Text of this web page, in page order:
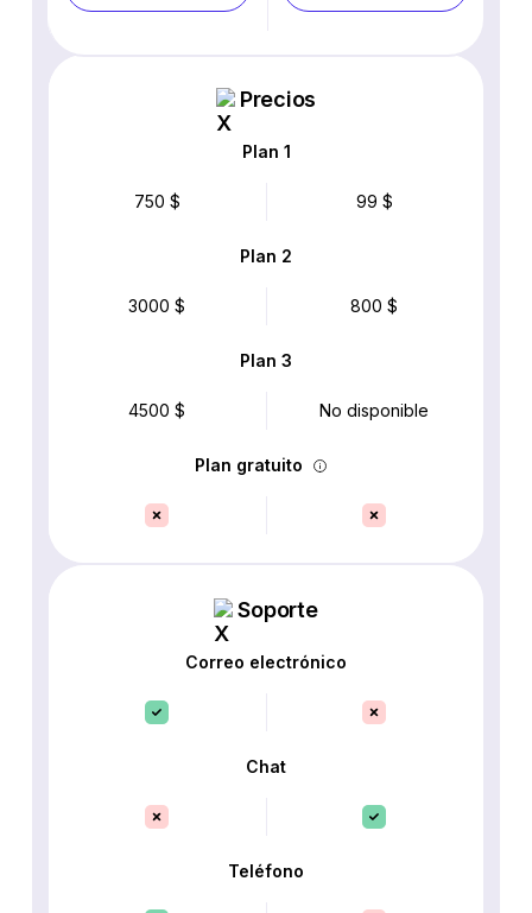
Precios
Plan 1
750 $ 99 $
Plan 2
3000 $ 800 $
Plan 3
4500 $ No disponible
Plan gratuito
Soporte
Correo electrónico
Chat
Teléfono